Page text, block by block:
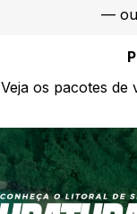
— ou
Veja os pacotes de